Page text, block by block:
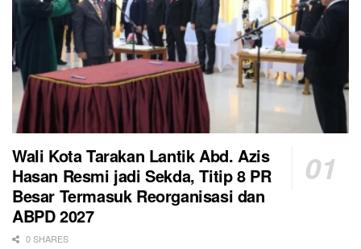
Wali Kota Tarakan Lantik Abd. Azis
Hasan Resmi jadi Sekda, Titip 8 PR
Besar Termasuk Reorganisasi dan
ABPD 2027
0 SHARES